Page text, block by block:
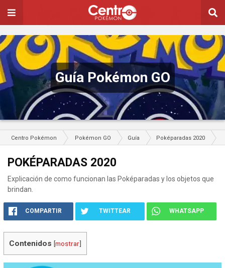
Guía Pokémon GO
Centro Pokémon Pokémon GO Guía Poképaradas 2020
POKÉPARADAS 2020
Explicación de como funcionan las Poképaradas y los objetos que
brindan.
COMPARTIR TWITTEAR WHATSAPP
Contenidos [mostrar]